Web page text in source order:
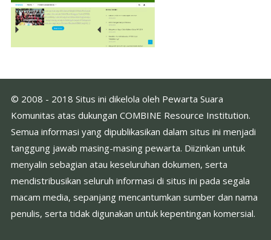
© 2008 - 2018 Situs ini dikelola oleh Pewarta Suara
Komunitas atas dukungan COMBINE Resource Institution.
Semua informasi yang dipublikasikan dalam situs ini menjadi
tanggung jawab masing-masing pewarta. Diizinkan untuk
menyalin sebagian atau keseluruhan dokumen, serta
mendistribusikan seluruh informasi di situs ini pada segala
macam media, sepanjang mencantumkan sumber dan nama
penulis, serta tidak digunakan untuk kepentingan komersial.